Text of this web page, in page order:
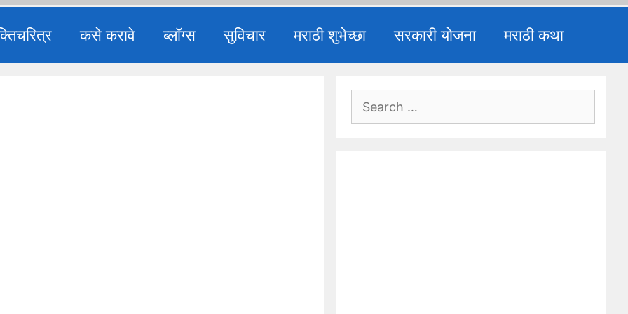
कसे करावे ब्लॉग्स सुविचार मराठी शुभेच्छा सरकारी योजना मराठी कथा
Search
for: